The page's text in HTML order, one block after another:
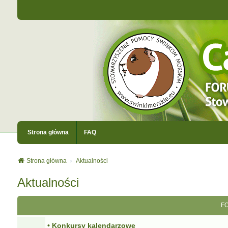
Strona główna FAQ
Strona główna Aktualności
Aktualności
• Konkursy kalendarzowe